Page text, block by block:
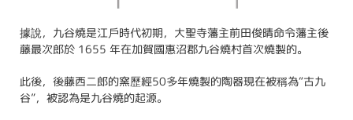
據說，九谷燒是江戶時代初期，大聖寺藩主前田俊晴命令藩主後
藤最次郎於 1655 年在加賀國惠沼郡九谷燒村首次燒製的。
此後，後藤西二郎的窯歷經50多年燒製的陶器現在被稱為“古九
谷”，被認為是九谷燒的起源。